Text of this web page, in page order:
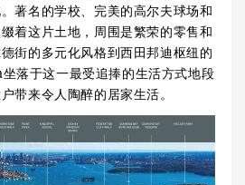
著名的学校、完美的高尔夫球场和
着这片土地，周围是繁荣的零售和
街的多元化风格到西田邦迪枢纽的
落于这一最受追捧的生活方式地段
带来令人陶醉的居家生活。